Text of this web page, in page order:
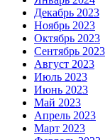
Декабрь 2023
Ноябрь 2023
Октябрь 2023
Сентябрь 2023
Август 2023
Июль 2023
Июнь 2023
Май 2023
Апрель 2023
Март 2023